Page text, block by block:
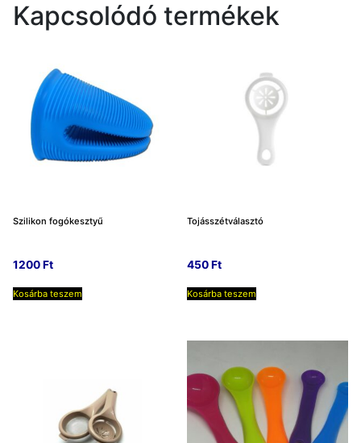
Kapcsolódó termékek
Szilikon fogókesztyű
1200Ft
Kosárba teszem
Tojásszétválasztó
450Ft
Kosárba teszem